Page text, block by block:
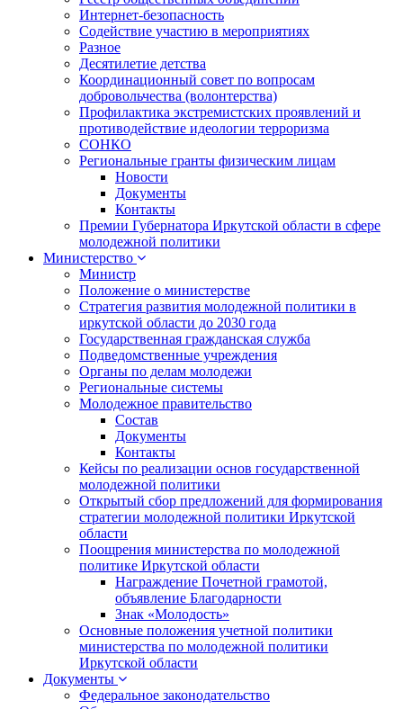
Интернет-безопасность
Содействие участию в мероприятиях
Разное
Десятилетие детства
Координационный совет по вопросам
добровольчества (волонтерства)
Профилактика экстремистских проявлений и
противодействие идеологии терроризма
СОНКО
Региональные гранты физическим лицам
Новости
Документы
Контакты
Премии Губернатора Иркутской области в сфере
молодежной политики
Министерство
Министр
Положение о министерстве
Стратегия развития молодежной политики в
иркутской области до 2030 года
Государственная гражданская служба
Подведомственные учреждения
Органы по делам молодежи
Региональные системы
Молодежное правительство
Состав
Документы
Контакты
Кейсы по реализации основ государственной
молодежной политики
Открытый сбор предложений для формирования
стратегии молодежной политики Иркутской
области
Поощрения министерства по молодежной
политике Иркутской области
Награждение Почетной грамотой,
объявление Благодарности
Знак «Молодость»
Основные положения учетной политики
министерства по молодежной политики
Иркутской области
Документы
Федеральное законодательство